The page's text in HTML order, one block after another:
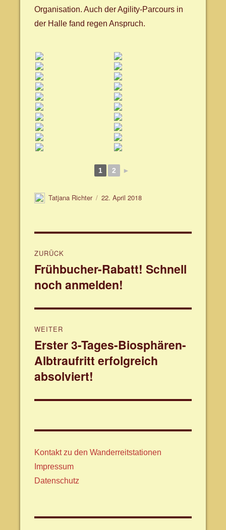
Organisation. Auch der Agility-Parcours in
der Halle fand regen Anspruch.
1 2 ►
Autor
Tatjana Richter
Veröffentlicht
22. April 2018
ZURÜCK
Vorheriger
Beitrag:
Frühbucher-Rabatt! Schnell
noch anmelden!
WEITER
Nächster
Beitrag:
Erster 3-Tages-Biosphären-
Albtraufritt erfolgreich
absolviert!
Kontakt zu den Wanderreitstationen
Impressum
Datenschutz